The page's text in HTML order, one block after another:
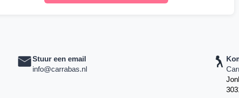
Stuur een email
info@carrabas.nl